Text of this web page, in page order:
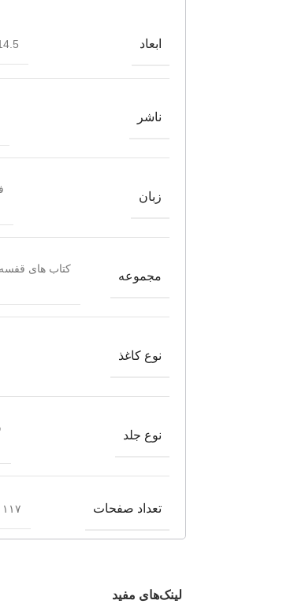
ابعاد
ناشر
زبان
مجموعه
کتاب های
نوع کاغذ
نوع جلد
تعداد صفحات ۱۱۷ صفحه
لینک‌های مفید